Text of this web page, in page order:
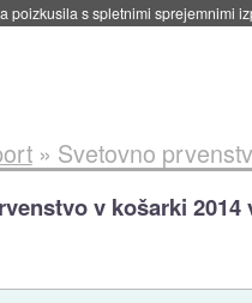
agencija razvija svojo raketo za
» Svetovno
v košarki 2014